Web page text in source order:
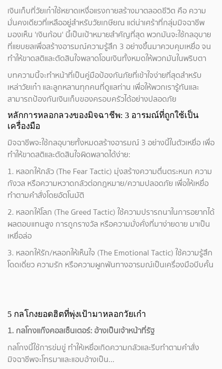
เงินเก็บที่วัยเก๋าใช้หยาดเหงื่อแรงกายสร้างมาตลอดชีวิต คือ ความ
มั่นคงเดียวที่เหลืออยู่สำหรับวัยเกษียณ แต่น่าเศร้าที่กลุ่มมิจฉาชีพ
มองเห็น 'เงินก้อน' นี้เป็นเป้าหมายสำคัญที่สุด พวกมันจะใช้กลอุบาย
ที่แยบยลเพื่อสร้างอารมณ์ความรู้สึก 3 อย่างขึ้นมาควบคุมเหยื่อจน
ทำให้ขาดสติและตัดสินใจพลาดโอนเงินทั้งหมดให้พวกมันในพริบตา
บทความนี้จะทำหน้าที่เป็นคู่มือป้องกันภัยที่เข้าใจง่ายที่สุดสำหรับ
เหล่าวัยเก๋า และลูกหลานทุกคนที่ดูแลท่าน เพื่อให้พวกเรารู้ทันและ
สามารถป้องกันเงินเก็บของครอบครัวได้อย่างปลอดภัย
หลักการหลอกลวงของมิจฉาชีพ: 3 อารมณ์ที่ถูกใช้เป็น
เครื่องมือ
มิจฉาชีพจะใช้กลอุบายทั้งหมดสร้างอารมณ์ 3 อย่างนี้ในตัวเหยื่อ เพื่อ
ทำให้ขาดสติและตัดสินใจผิดพลาดได้ง่าย:
1. หลอกให้กลัว (The Fear Tactic) มุ่งสร้างความตื่นตระหนก ความ
กังวล หรือความหวาดกลัวต่อกฎหมาย/ความปลอดภัย เพื่อให้เหยื่อ
ทำตามคำสั่งโดยอัตโนมัติ
2. หลอกให้โลภ (The Greed Tactic) ใช้ความปรารถนาในการอยากได้
ผลตอบแทนสูง การถูกรางวัล หรือความมั่งคั่งที่มาง่ายดาย มาเป็น
เหยื่อล่อ
3. หลอกให้รัก/หลอกให้เห็นใจ (The Emotional Tactic) ใช้ความรู้สึก
โดดเดี่ยว ความรัก หรือความผูกพันทางอารมณ์เป็นเครื่องมือบีบคั้น
5 กลโกงยอดฮิตที่พุ่งเป้ามาหลอกวัยเก๋า
1. กลโกงแก๊งคอลเซ็นเตอร์: อ้างเป็นเจ้าหน้าที่รัฐ
กลโกงนี้ใช้การข่มขู่ ทำให้เหยื่อเกิดความกลัวและรีบทำตามคำสั่ง
มิจฉาชีพจะโทรมาและแอบอ้างเป็น...